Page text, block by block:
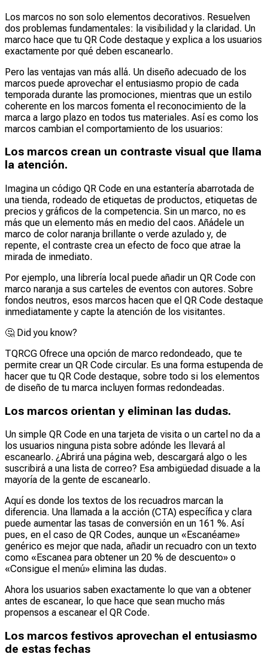
Los marcos no son solo elementos decorativos. Resuelven
dos problemas fundamentales: la visibilidad y la claridad. Un
marco hace que tu QR Code destaque y explica a los usuarios
exactamente por qué deben escanearlo.
Pero las ventajas van más allá. Un diseño adecuado de los
marcos puede aprovechar el entusiasmo propio de cada
temporada durante las promociones, mientras que un estilo
coherente en los marcos fomenta el reconocimiento de la
marca a largo plazo en todos tus materiales. Así es como los
marcos cambian el comportamiento de los usuarios:
Los marcos crean un contraste visual que llama
la atención.
Imagina un código QR Code en una estantería abarrotada de
una tienda, rodeado de etiquetas de productos, etiquetas de
precios y gráficos de la competencia. Sin un marco, no es
más que un elemento más en medio del caos. Añádele un
marco de color naranja brillante o verde azulado y, de
repente, el contraste crea un efecto de foco que atrae la
mirada de inmediato.
Por ejemplo, una librería local puede añadir un QR Code con
marco naranja a sus carteles de eventos con autores. Sobre
fondos neutros, esos marcos hacen que el QR Code destaque
inmediatamente y capte la atención de los visitantes.
🤔 Did you know?
TQRCG Ofrece una opción de marco redondeado, que te
permite crear un QR Code circular. Es una forma estupenda de
hacer que tu QR Code destaque, sobre todo si los elementos
de diseño de tu marca incluyen formas redondeadas.
Los marcos orientan y eliminan las dudas.
Un simple QR Code en una tarjeta de visita o un cartel no da a
los usuarios ninguna pista sobre adónde les llevará al
escanearlo. ¿Abrirá una página web, descargará algo o les
suscribirá a una lista de correo? Esa ambigüedad disuade a la
mayoría de la gente de escanearlo.
Aquí es donde los textos de los recuadros marcan la
diferencia. Una llamada a la acción (CTA) específica y clara
puede aumentar las tasas de conversión en un 161 %. Así
pues, en el caso de QR Codes, aunque un «Escanéame»
genérico es mejor que nada, añadir un recuadro con un texto
como «Escanea para obtener un 20 % de descuento» o
«Consigue el menú» elimina las dudas.
Ahora los usuarios saben exactamente lo que van a obtener
antes de escanear, lo que hace que sean mucho más
propensos a escanear el QR Code.
Los marcos festivos aprovechan el entusiasmo
de estas fechas